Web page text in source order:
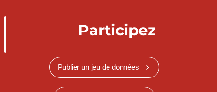
Participez
Publier un jeu de données